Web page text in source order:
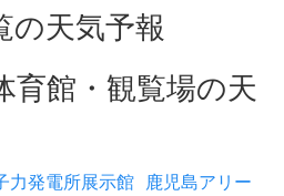
の天気予報
育館・観覧場の天
力発電所展示館 鹿児島アリー